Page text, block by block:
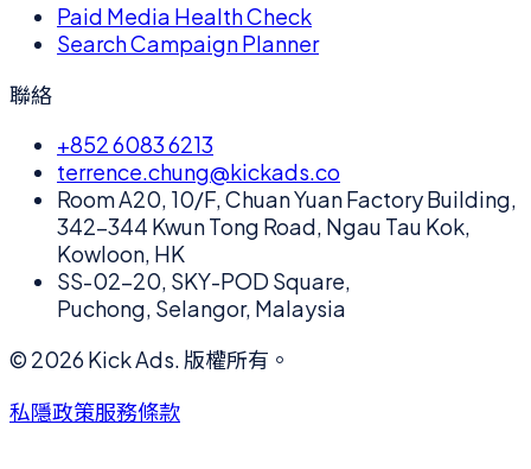
Paid Media Health Check
Search Campaign Planner
聯絡
+852 6083 6213
terrence.chung@kickads.co
Room A20, 10/F, Chuan Yuan Factory Building,
342-344 Kwun Tong Road, Ngau Tau Kok,
Kowloon, HK
SS-02-20, SKY-POD Square,
Puchong, Selangor, Malaysia
© 2026 Kick Ads. 版權所有。
私隱政策服務條款